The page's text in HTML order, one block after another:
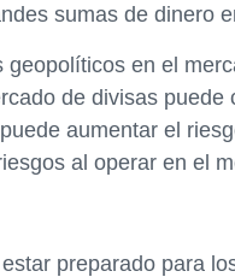
sumas de dinero
geopolíticos en el
de divisas
aumentar el
al operar en el
preparado para